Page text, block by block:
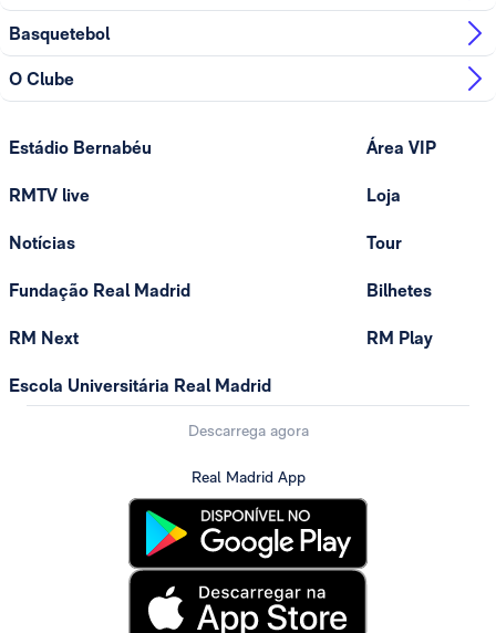
Basquetebol
O Clube
Estádio Bernabéu
RMTV live
Notícias
Fundação Real Madrid
RM Next
Escola Universitária Real Madrid
Área VIP
Loja
Tour
Bilhetes
RM Play
Descarrega agora
Real Madrid App